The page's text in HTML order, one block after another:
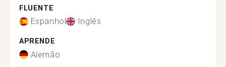
FLUENTE
Espanhol Inglês
APRENDE
Alemão